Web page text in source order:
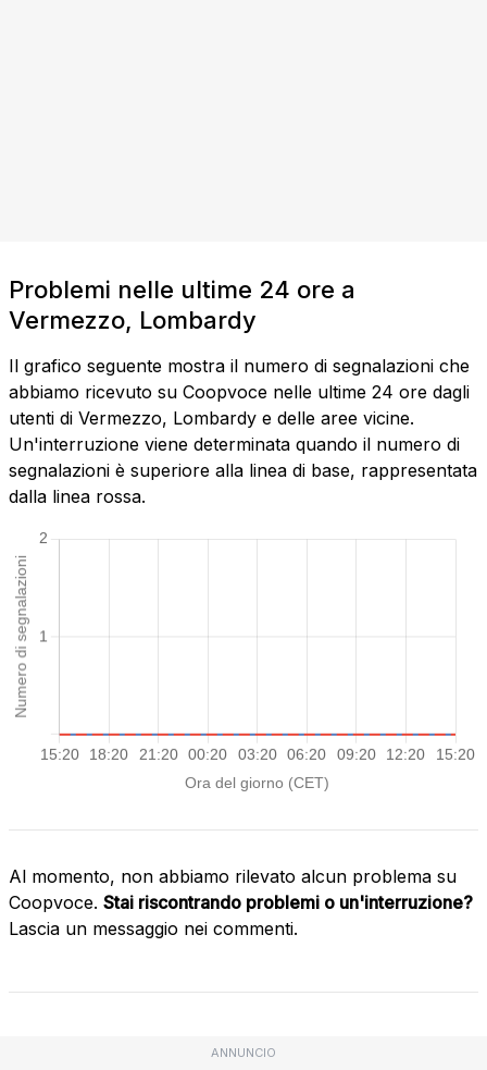
Problemi nelle ultime 24 ore a
Vermezzo, Lombardy
Il grafico seguente mostra il numero di segnalazioni che
abbiamo ricevuto su Coopvoce nelle ultime 24 ore dagli
utenti di Vermezzo, Lombardy e delle aree vicine.
Un'interruzione viene determinata quando il numero di
segnalazioni è superiore alla linea di base, rappresentata
dalla linea rossa.
Al momento, non abbiamo rilevato alcun problema su
Coopvoce. Stai riscontrando problemi o un'interruzione?
Lascia un messaggio nei commenti.
ANNUNCIO